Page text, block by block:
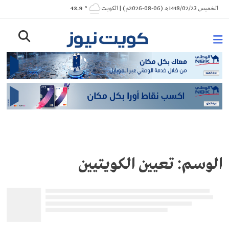
Skip
to
الخميس 1448/02/23هـ (06-08-2026م) | الكويت ° 43.9
الوسم:تعيين الكويتيين